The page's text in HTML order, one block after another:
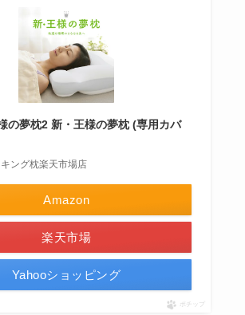
の夢枕2 新・王様の夢枕 (専用カバ
ング枕楽天市場店
Amazon
楽天市場
Yahooショッピング
ポチップ